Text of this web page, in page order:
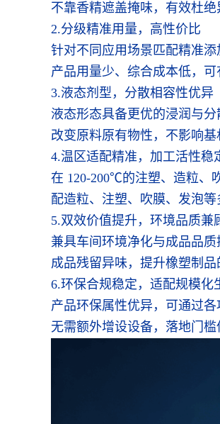
不靠香精遮盖掩味，有效杜
2.分级精准用量，高性价比
针对不同应用场景匹配精准
产品用量少、综合成本低，
3.液态剂型，分散相容性优异
液态形态具备更优的浸润与
改变原料原有物性，不影响基
4.温区适配精准，加工活性稳
在 120-200℃的注塑、造粒、
配造粒、注塑、吹膜、发泡等
5.双效价值提升，环境品质兼
兼具车间环境净化与成品品
成品残留异味，提升橡塑制
6.环保合规稳定，适配规模化
产品环保属性优异，可通过
无需额外增设设备，落地门槛